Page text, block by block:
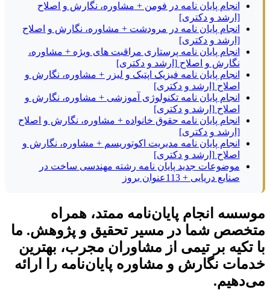
انجام پایان نامه در فومن + مشاوره، نگارش و اصلاح
[ارشد و دکتری]
انجام پایان نامه در مرودشت + مشاوره، نگارش و اصلاح
[ارشد و دکتری]
انجام پایان نامه پرستاری مراقبت های ویژه + مشاوره،
نگارش و اصلاح [ارشد و دکتری]
انجام پایان نامه فیزیک اپتیک و لیزر + مشاوره، نگارش و
اصلاح [ارشد و دکتری]
انجام پایان نامه تکنولوژی آموزشی + مشاوره، نگارش و
اصلاح [ارشد و دکتری]
انجام پایان نامه حقوق خانواده + مشاوره، نگارش و اصلاح
[ارشد و دکتری]
انجام پایان نامه مدیریت اکوتوریسم + مشاوره، نگارش و
اصلاح [ارشد و دکتری]
موضوعات جدید پایان نامه رشته مهندسی ساخت در
صنایع دریایی + 113عنوان بروز
موسسه انجام پایان‌نامه ممتد، همراه
متخصص شما در مسیر تحقیق و پژوهش. ما
با تکیه بر تیمی از مشاوران مجرب، بهترین
خدمات نگارش و مشاوره پایان‌نامه را ارائه
می‌دهیم.